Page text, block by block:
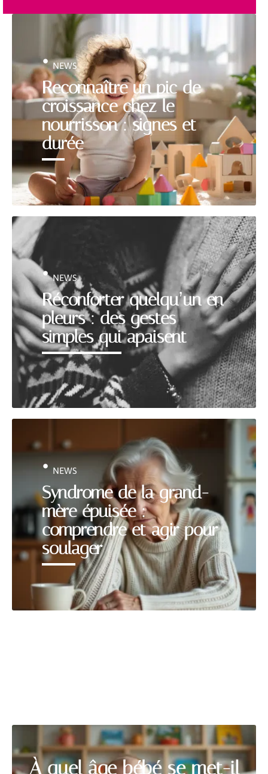
Reconnaître un pic de
croissance chez le
nourrisson : signes et
durée
NEWS
Réconforter quelqu’un en
pleurs : des gestes
simples qui apaisent
NEWS
Syndrome de la grand-
mère épuisée :
comprendre et agir pour
soulager
NEWS
À quel âge bébé se met-il